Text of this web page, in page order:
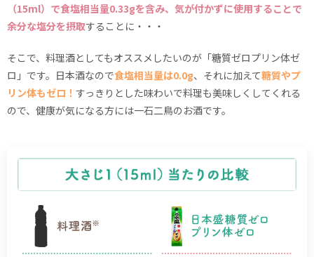
（15ml）で食塩相当量0.33gを含み、気が付かずに使用することで
余分な塩分を摂取することに・・・
そこで、料理酒としてもオススメしたいのが「糖質ゼロプリン体ゼ
ロ」です。日本酒なので食塩相当量は0.0g、それに加えて糖質やプ
リン体もゼロ！ すっきりとした味わいで料理も美味しくしてくれる
ので、健康が気になる方には一石二鳥のお酒です。